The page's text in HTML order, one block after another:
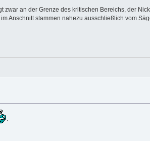
an der Grenze des kritischen Bereichs, der
Anschnitt stammen nahezu ausschließlich vom
.